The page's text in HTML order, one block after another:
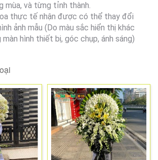
mùa, và từng tỉnh thành.
thực tế nhận được có thể thay đổi
ảnh mẫu (Do màu sắc hiển thị khác
hình thiết bị, góc chụp, ánh sáng)